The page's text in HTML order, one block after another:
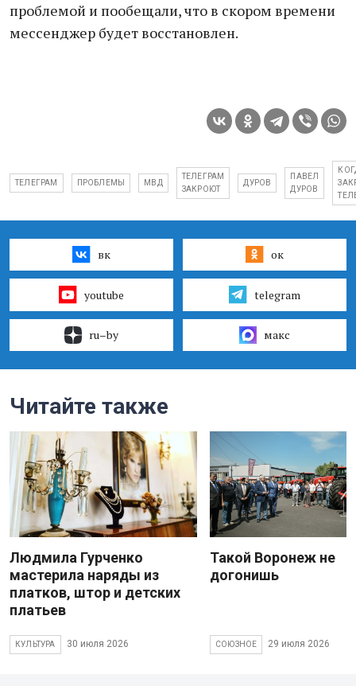
проблемой и пообещали, что в скором времени
мессенджер будет восстановлен.
ТЕЛЕГРАМ ПРОБЛЕМЫ МВД
ТЕЛЕГРАМ
ЗАКРОЮТ
ДУРОВ
ПАВЕЛ
ДУРОВ
вк ок
youtube telegram
ru–by макс
Читайте также
Людмила Гурченко
мастерила наряды из
платков, штор и детских
платьев
КУЛЬТУРА 30 июля 2026
Такой Воронеж не
догонишь
СОЮЗНОЕ 29 июля 2026